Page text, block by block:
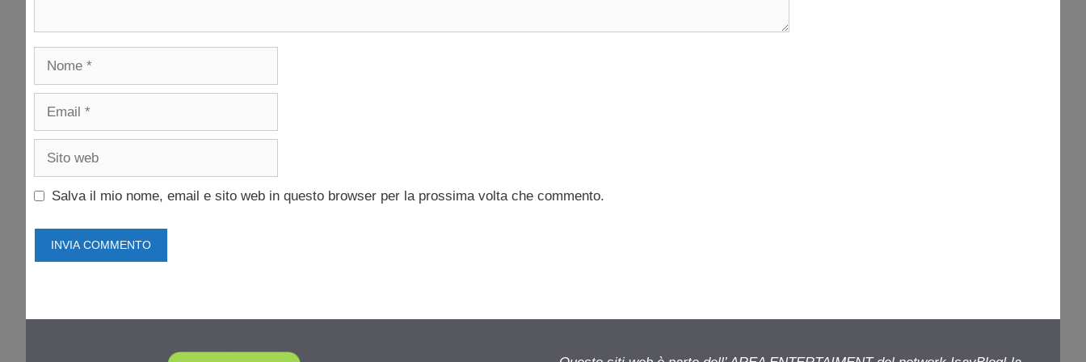
Nome
Email
Sito
Salva il mio nome, email e sito web in questo browser per la prossima volta che commento.